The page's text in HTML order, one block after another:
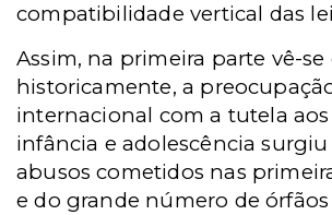
compatibilidade vertical das
Assim, na primeira parte vê-se
historicamente, a
internacional com a tutela
infância e adolescência surgiu
abusos cometidos nas
e do grande número de